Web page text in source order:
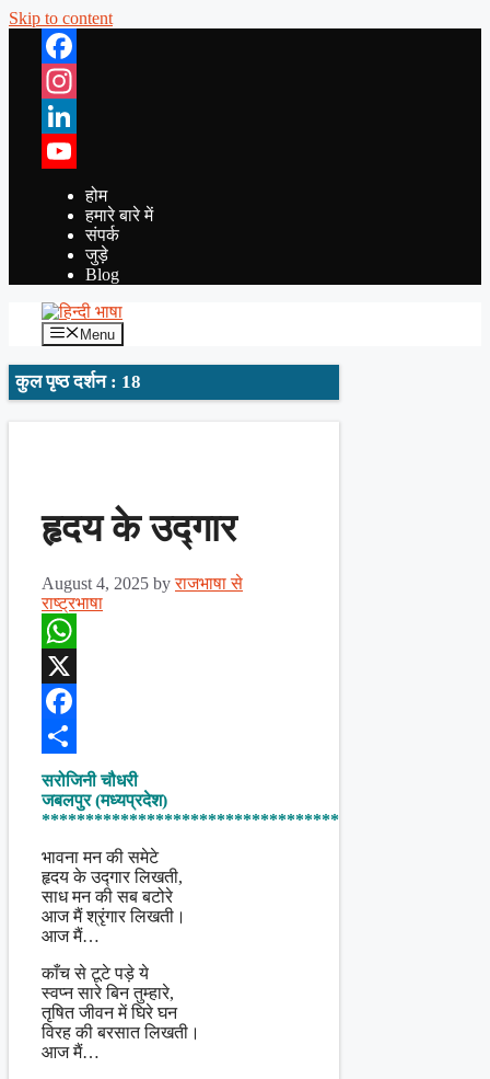
Skip to content
Facebook
Instagram
LinkedIn
YouTube
होम
हमारे बारे में
संपर्क
जुड़े
Blog
Menu
कुल पृष्ठ दर्शन : 18
हृदय के उद्गार
August 4, 2025 byराजभाषा से
राष्ट्रभाषा
WhatsApp
X
Facebook
Share
सरोजिनी चौधरी
जबलपुर (मध्यप्रदेश)
**********************************
भावना मन की समेटे
हृदय के उद्गार लिखती,
साध मन की सब बटोरे
आज मैं श्रृंगार लिखती।
आज मैं…
काँच से टूटे पड़े ये
स्वप्न सारे बिन तुम्हारे,
तृषित जीवन में घिरे घन
विरह की बरसात लिखती।
आज मैं…